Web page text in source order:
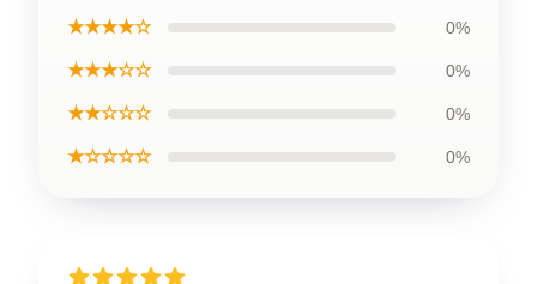
★★★★☆ 0%
★★★☆☆ 0%
★★☆☆☆ 0%
★☆☆☆☆ 0%